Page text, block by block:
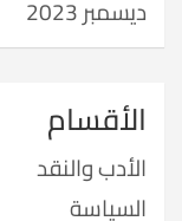
ديسمبر 2023
الأقسام
الأدب والنقد
السياسة